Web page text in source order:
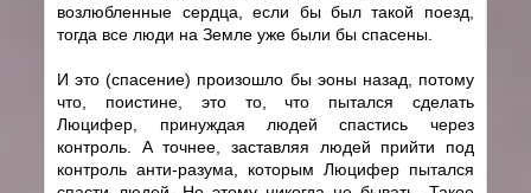
возлюбленные сердца, если бы был такой поезд,
тогда все люди на Земле уже были бы спасены.
И это (спасение) произошло бы эоны назад, потому
что, поистине, это то, что пытался сделать
Люцифер, принуждая людей спастись через
контроль. А точнее, заставляя людей прийти под
контроль анти-разума, которым Люцифер пытался